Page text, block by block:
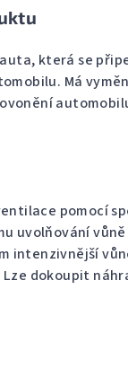
která se
Má
pomocí
uvolňování
intenzivnější
dokoupit